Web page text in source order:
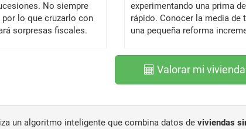
No siempre
lo que cruzarlo con
sorpresas fiscales.
experimentando una prima
rápido. Conocer la media de
una pequeña reforma
Valorar mi
un algoritmo inteligente que combina datos de viviendas